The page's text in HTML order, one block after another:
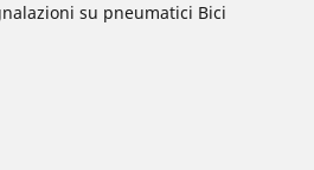
su pneumatici Bici